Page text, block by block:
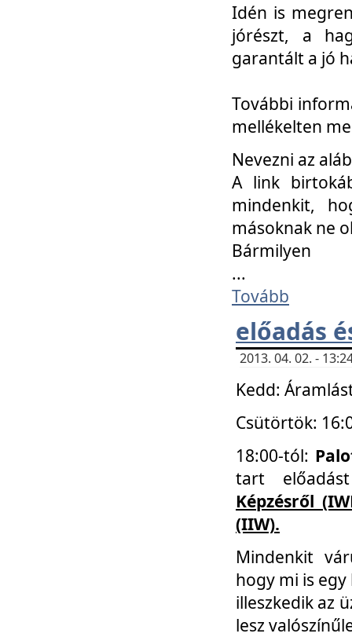
Idén is
jórészt, a
garantált a jó
További
mellékelten
Nevezni az
A link
mindenkit,
másoknak ne
Bármilyen
...
Tovább
előadás
2013. 04. 02. -
Kedd:
Csütörtök:
18:00-tól:
tart
Képzésről
(IIW).
Mindenkit
hogy mi is
illeszkedik az
lesz